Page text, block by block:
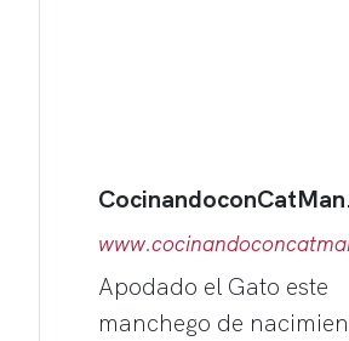
Apodado el Gato este
manchego de